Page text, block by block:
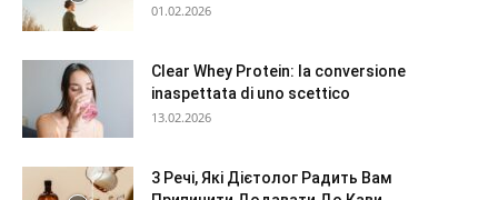
01.02.2026
Clear Whey Protein: la conversione
inaspettata di uno scettico
13.02.2026
3 Речі, Які Дієтолог Радить Вам